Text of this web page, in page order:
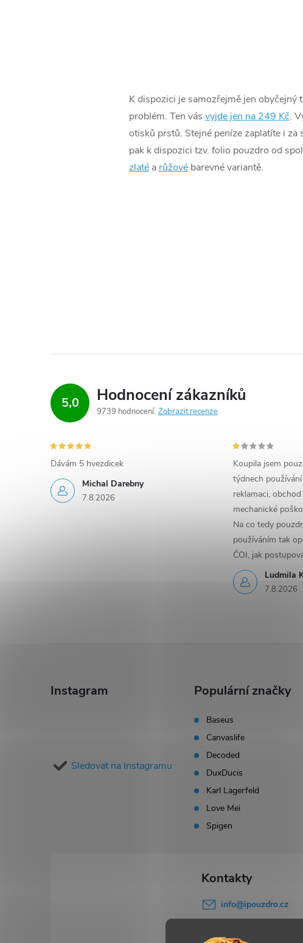
K dispozici je samozřejmě jen obyčejný
problém. Ten vás vyjde jen na 249 Kč.
otisků prstů. Stejné peníze zaplatíte i
pak k dispozici tzv. folio pouzdro od
zlatéa růžovébarevné variantě.
5,0 Hodnocení zákazníků
9739 hodnocení Zobrazit recenze
Michal Darebny
7.8.2026
Dávám 5 hvezdicek
Ludmila
7.8.2026
Koupila jsem
týdnech
reklamaci,
mechanické
Na co tedy
používáním tak
ČOI, jak
Instagram
Sledovat na Instagramu
Populární značky
Baseus
Canvaslife
Decoded
DuxDucis
Karl Lagerfeld
Love Mei
Spigen
info@ipouzdro.cz